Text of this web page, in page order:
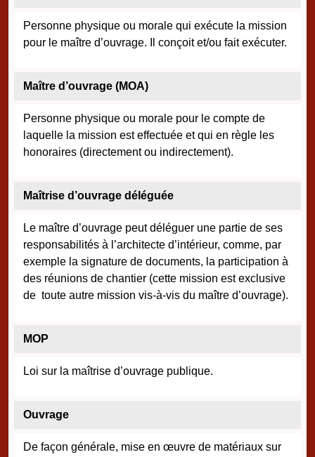
Personne physique ou morale qui exécute la mission
pour le maître d’ouvrage. Il conçoit et/ou fait exécuter.
Maître d’ouvrage (MOA)
Personne physique ou morale pour le compte de
laquelle la mission est effectuée et qui en règle les
honoraires (directement ou indirectement).
Maîtrise d’ouvrage déléguée
Le maître d’ouvrage peut déléguer une partie de ses
responsabilités à l’architecte d’intérieur, comme, par
exemple la signature de documents, la participation à
des réunions de chantier (cette mission est exclusive
de toute autre mission vis-à-vis du maître d’ouvrage).
MOP
Loi sur la maîtrise d’ouvrage publique.
Ouvrage
De façon générale, mise en œuvre de matériaux sur